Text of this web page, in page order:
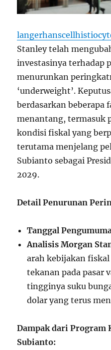
Stanley telah
investasinya terhadap
menurunkan
‘underweight’.
berdasarkan beberapa
menantang, termasuk
kondisi fiskal yang
terutama menjelang
Subianto sebagai
2029.
Detail Penurunan
Tanggal
Analisis Morgan
arah kebijakan fiskal
tekanan pada pasar
tingginya suku
dolar yang terus
Dampak dari Program
Subianto: